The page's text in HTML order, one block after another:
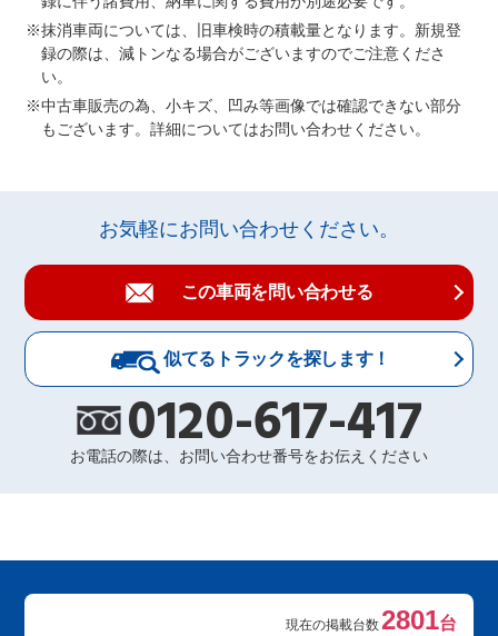
抹消車両については、旧車検時の積載量となります。新規登
録の際は、減トンなる場合がございますのでご注意くださ
い。
中古車販売の為、小キズ、凹み等画像では確認できない部分
もございます。詳細についてはお問い合わせください。
お気軽にお問い合わせください。
この車両を問い合わせる
似てるトラックを探します！
0120-617-417
お電話の際は、お問い合わせ番号をお伝えください
現在の掲載台数2801台